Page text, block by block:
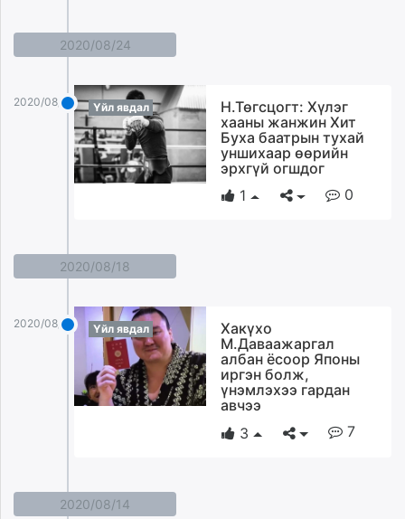
2020/08/24
2020/08/24 Үйл явдал
Н.Төгсцогт: Хүлэг
хааны жанжин Хит
Буха баатрын тухай
уншихаар өөрийн
эрхгүй огшдог
1
0
2020/08/18
2020/08/18 Үйл явдал
Хакүхо
М.Даваажаргал
албан ёсоор Японы
иргэн болж,
үнэмлэхээ гардан
авчээ
3
7
2020/08/14